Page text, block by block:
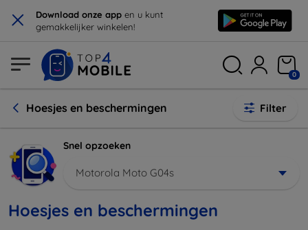
× Download onze app en u kunt
gemakkelijker winkelen!
0
Hoesjes en beschermingen Filter
Snel opzoeken
Motorola Moto G04s
Hoesjes en beschermingen